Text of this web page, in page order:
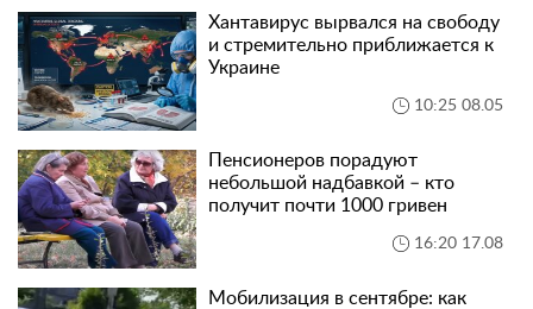
Хантавирус вырвался на свободу
и стремительно приближается к
Украине
10:25 08.05
Пенсионеров порадуют
небольшой надбавкой – кто
получит почти 1000 гривен
16:20 17.08
Мобилизация в сентябре: как